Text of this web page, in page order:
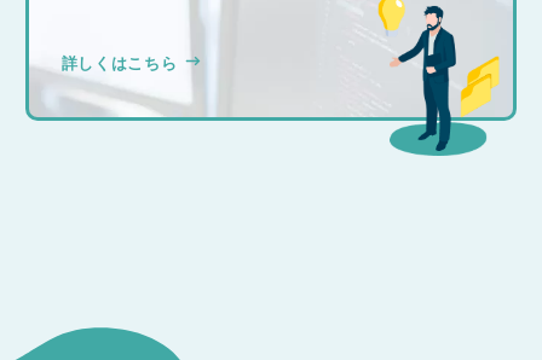
詳しくはこちら